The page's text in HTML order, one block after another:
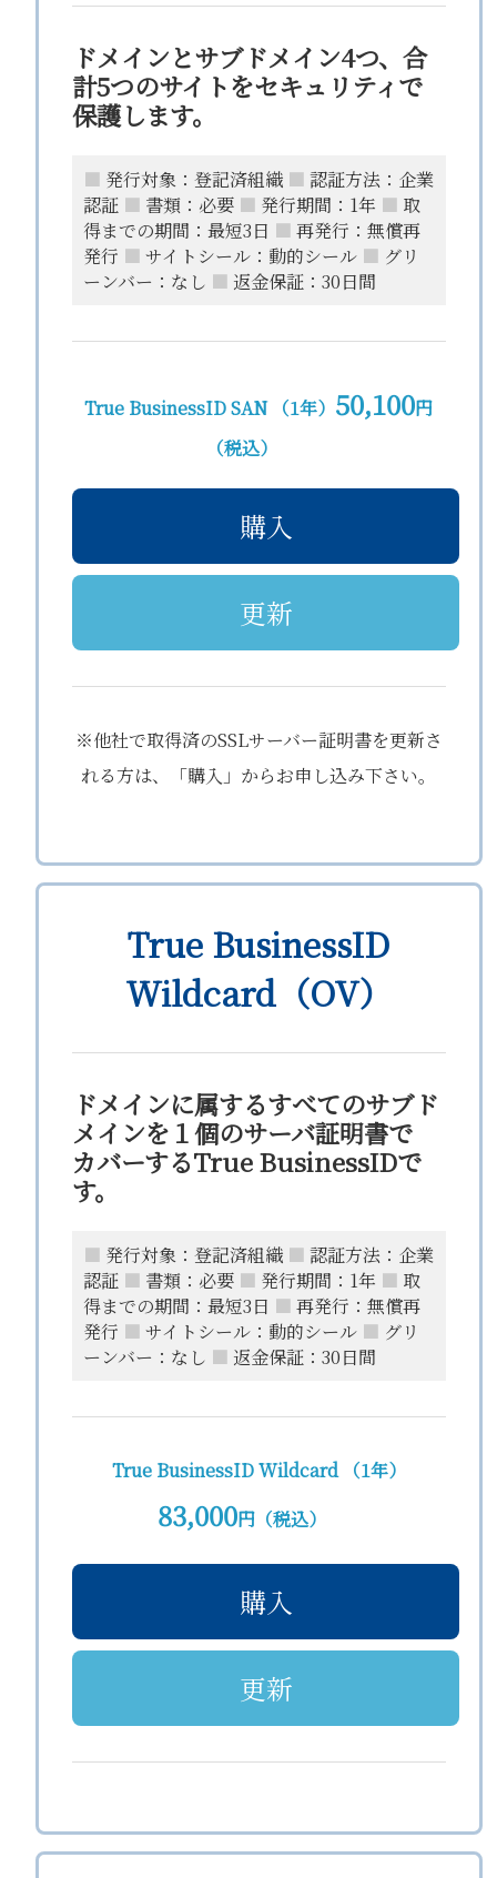
ドメインとサブドメイン4つ、合
計5つのサイトをセキュリティで
保護します。
■ 発行対象：登記済組織 ■ 認証方法：企業
認証 ■ 書類：必要 ■ 発行期間：1年 ■ 取
得までの期間：最短3日 ■ 再発行：無償再
発行 ■ サイトシール：動的シール ■ グリ
ーンバー：なし ■ 返金保証：30日間
True BusinessID SAN （1年） 50,100円
（税込）
購入
更新
※他社で取得済のSSLサーバー証明書を更新さ
れる方は、「購入」からお申し込み下さい。
True BusinessID
Wildcard（OV）
ドメインに属するすべてのサブド
メインを１個のサーバ証明書で
カバーするTrue BusinessIDで
す。
■ 発行対象：登記済組織 ■ 認証方法：企業
認証 ■ 書類：必要 ■ 発行期間：1年 ■ 取
得までの期間：最短3日 ■ 再発行：無償再
発行 ■ サイトシール：動的シール ■ グリ
ーンバー：なし ■ 返金保証：30日間
True BusinessID Wildcard （1年）
83,000円（税込）
購入
更新